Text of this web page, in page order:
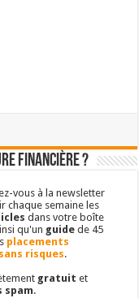
financière ?
vous à la newsletter
chaque semaine les
dans votre boîte
qu'un guide de 45
placements
risques.
gratuit et
spam.